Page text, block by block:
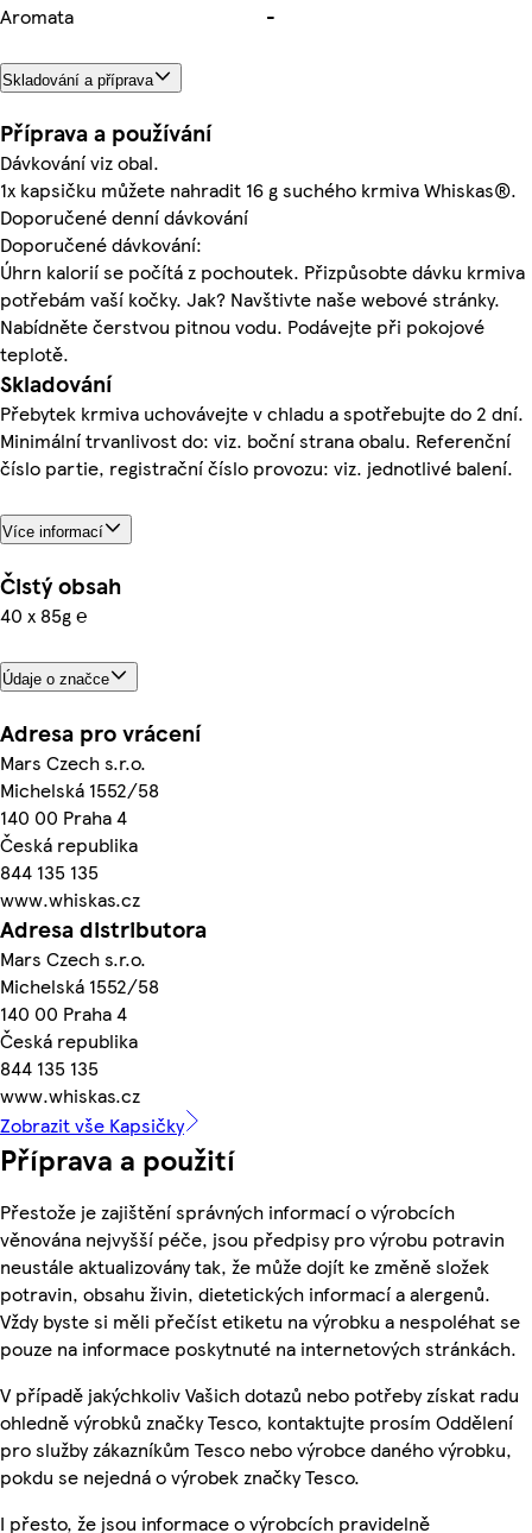
Aromata
-
Skladování a příprava
Příprava a používání
Dávkování viz obal.
1x kapsičku můžete nahradit 16 g suchého krmiva Whiskas®.
Doporučené denní dávkování
Doporučené dávkování:
Úhrn kalorií se počítá z pochoutek. Přizpůsobte dávku krmiva
potřebám vaší kočky. Jak? Navštivte naše webové stránky.
Nabídněte čerstvou pitnou vodu. Podávejte při pokojové
teplotě.
Skladování
Přebytek krmiva uchovávejte v chladu a spotřebujte do 2 dní.
Minimální trvanlivost do: viz. boční strana obalu. Referenční
číslo partie, registrační číslo provozu: viz. jednotlivé balení.
Více informací
Čistý obsah
40 x 85g ℮
Údaje o značce
Adresa pro vrácení
Mars Czech s.r.o.
Michelská 1552/58
140 00 Praha 4
Česká republika
844 135 135
www.whiskas.cz
Adresa distributora
Mars Czech s.r.o.
Michelská 1552/58
140 00 Praha 4
Česká republika
844 135 135
www.whiskas.cz
Zobrazit vše Kapsičky
Příprava a použití
Přestože je zajištění správných informací o výrobcích
věnována nejvyšší péče, jsou předpisy pro výrobu potravin
neustále aktualizovány tak, že může dojít ke změně složek
potravin, obsahu živin, dietetických informací a alergenů.
Vždy byste si měli přečíst etiketu na výrobku a nespoléhat se
pouze na informace poskytnuté na internetových stránkách.
V případě jakýchkoliv Vašich dotazů nebo potřeby získat radu
ohledně výrobků značky Tesco, kontaktujte prosím Oddělení
pro služby zákazníkům Tesco nebo výrobce daného výrobku,
pokdu se nejedná o výrobek značky Tesco.
I přesto, že jsou informace o výrobcích pravidelně